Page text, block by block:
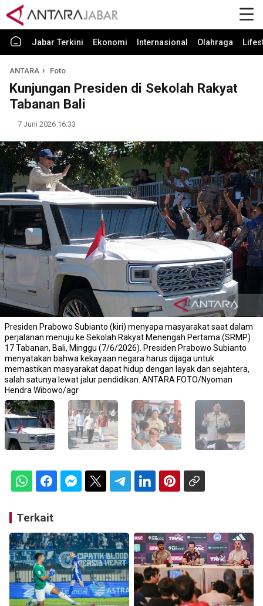
Jabar Terkini Ekonomi Internasional Olahraga
ANTARA Foto
Kunjungan Presiden di Sekolah Rakyat
Tabanan Bali
7 Juni 2026 16:33
Presiden Prabowo Subianto (kiri) menyapa masyarakat saat dalam
perjalanan menuju ke Sekolah Rakyat Menengah Pertama (SRMP)
17 Tabanan, Bali, Minggu (7/6/2026). Presiden Prabowo Subianto
menyatakan bahwa kekayaan negara harus dijaga untuk
memastikan masyarakat dapat hidup dengan layak dan sejahtera,
salah satunya lewat jalur pendidikan. ANTARA FOTO/Nyoman
Hendra Wibowo/agr
Terkait